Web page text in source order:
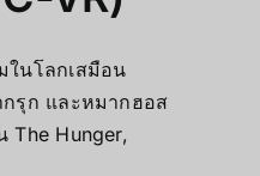
ในโลกเสมือน
รุก และหมากฮอส
The Hunger,